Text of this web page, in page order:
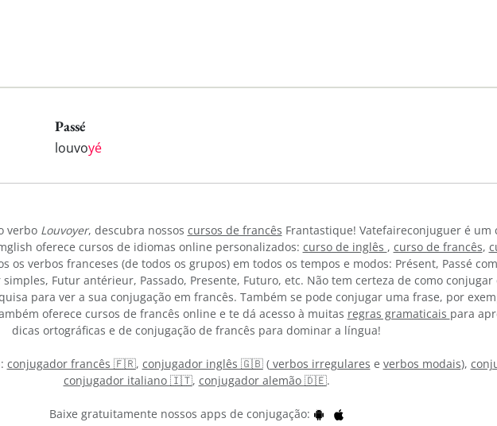
Passé
louvoyé
verbo Louvoyer, descubra nossos cursos de francês Frantastique! Vatefaireconjuguer é
oferece cursos de idiomas online personalizados: curso de inglês , curso de francês,
os verbos franceses (de todos os grupos) em todos os tempos e modos: Présent, Passé
Futur antérieur, Passado, Presente, Futuro, etc. Não tem certeza de como conjugar
para ver a sua conjugação em francês. Também se pode conjugar uma frase, por
oferece cursos de francês online e te dá acesso à muitas regras gramaticais para
dicas ortográficas e de conjugação de francês para dominar a língua!
conjugador francês 🇫🇷, conjugador inglês 🇬🇧(verbos irregulares e verbos modais),
conjugador italiano 🇮🇹, conjugador alemão 🇩🇪.
Baixe gratuitamente nossos apps de conjugação: